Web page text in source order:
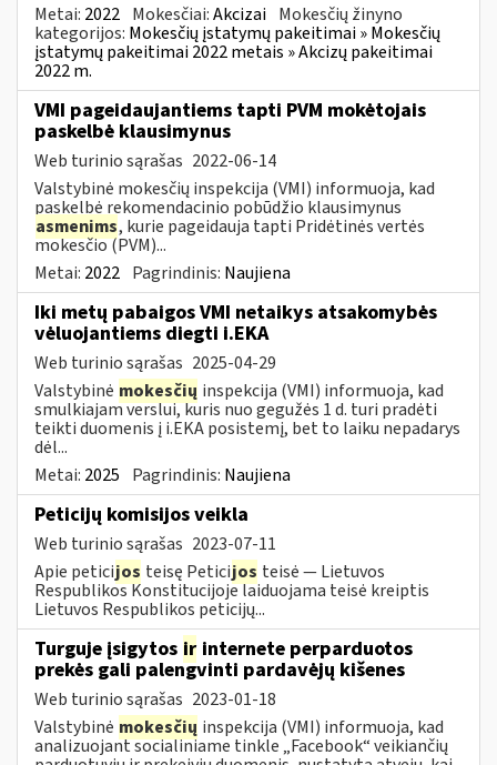
Metai: 2022 Mokesčiai:Akcizai Mokesčių žinyno
kategorijos: Mokesčių įstatymų pakeitimai » Mokesčių
įstatymų pakeitimai 2022 metais » Akcizų pakeitimai
2022 m.
VMI pageidaujantiems tapti PVM mokėtojais
paskelbė klausimynus
Web turinio sąrašas 2022-06-14
Valstybinė mokesčių inspekcija (VMI) informuoja, kad
paskelbė rekomendacinio pobūdžio klausimynus
asmenims, kurie pageidauja tapti Pridėtinės vertės
mokesčio (PVM)...
Metai: 2022 Pagrindinis: Naujiena
Iki metų pabaigos VMI netaikys atsakomybės
vėluojantiems diegti i.EKA
Web turinio sąrašas 2025-04-29
Valstybinė mokesčių inspekcija (VMI) informuoja, kad
smulkiajam verslui, kuris nuo gegužės 1 d. turi pradėti
teikti duomenis į i.EKA posistemį, bet to laiku nepadarys
dėl...
Metai: 2025 Pagrindinis: Naujiena
Peticijų komisijos veikla
Web turinio sąrašas 2023-07-11
Apie peticijos teisę Peticijos teisė — Lietuvos
Respublikos Konstitucijoje laiduojama teisė kreiptis
Lietuvos Respublikos peticijų...
Turguje įsigytos ir internete perparduotos
prekės gali palengvinti pardavėjų kišenes
Web turinio sąrašas 2023-01-18
Valstybinė mokesčių inspekcija (VMI) informuoja, kad
analizuojant socialiniame tinkle „Facebook“ veikiančių